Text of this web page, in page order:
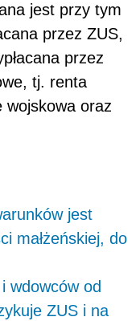
jest przy tym
przez ZUS,
przez
tj. renta
wojskowa oraz
jest
małżeńskiej, do
wdowców od
ZUS i na